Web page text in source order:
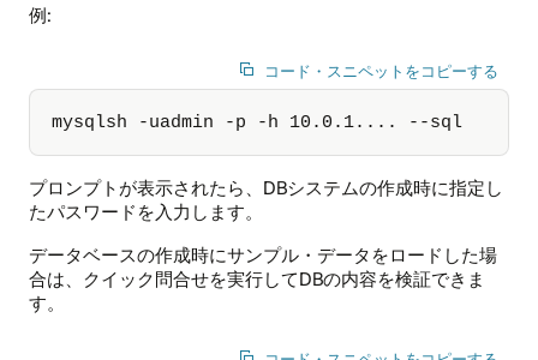
例:
コード・スニペットをコピーする
mysqlsh -uadmin -p -h 10.0.1.... --sql
プロンプトが表示されたら、DBシステムの作成時に指定し
たパスワードを入力します。
データベースの作成時にサンプル・データをロードした場
合は、クイック問合せを実行してDBの内容を検証できま
す。